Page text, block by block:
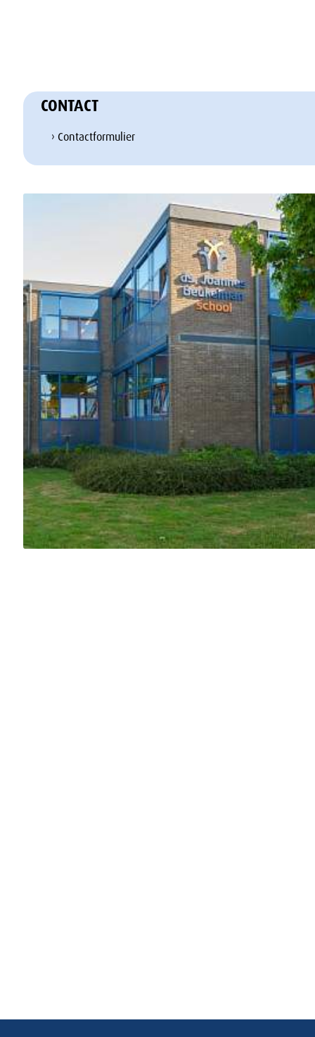
CONTACT
› Contactformulier